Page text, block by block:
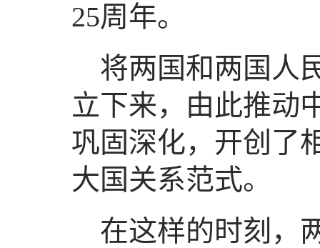
25周年。
将两国和两国人
立下来，由此推动
巩固深化，开创了
大国关系范式。
在这样的时刻，